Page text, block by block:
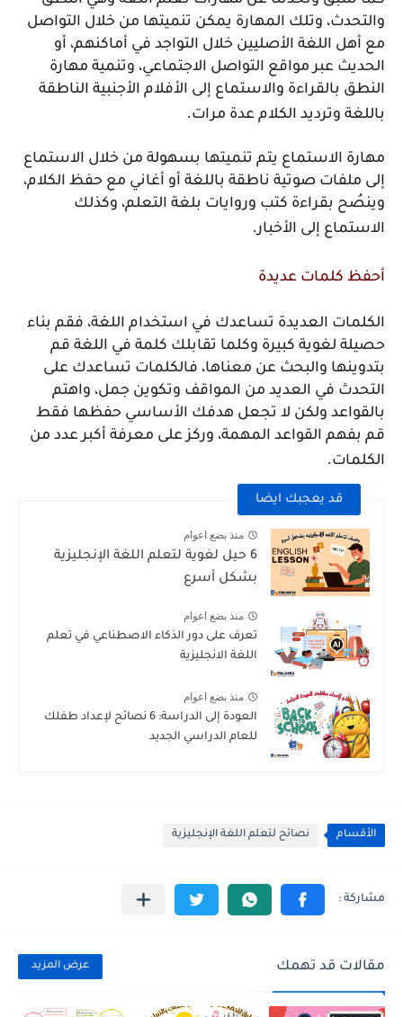
والتحدث، وتلك المهارة يمكن تنميتها من خلال التواصل
مع أهل اللغة الأصليين خلال التواجد في أماكنهم، أو
الحديث عبر مواقع التواصل الاجتماعي، وتنمية مهارة
النطق بالقراءة والاستماع إلى الأفلام الأجنبية الناطقة
باللغة وترديد الكلام عدة مرات.
مهارة الاستماع يتم تنميتها بسهولة من خلال الاستماع
إلى ملفات صوتية ناطقة باللغة أو أغاني مع حفظ الكلام،
وينصُح بقراءة كتب وروايات بلغة التعلم، وكذلك
الاستماع إلى الأخبار.
أحفظ كلمات عديدة
الكلمات العديدة تساعدك في استخدام اللغة، فقم بناء
حصيلة لغوية كبيرة وكلما تقابلك كلمة في اللغة قم
بتدوينها والبحث عن معناها، فالكلمات تساعدك على
التحدث في العديد من المواقف وتكوين جمل، واهتم
بالقواعد ولكن لا تجعل هدفك الأساسي حفظها فقط
قم بفهم القواعد المهمة، وركز على معرفة أكبر عدد من
الكلمات.
قد يعجبك ايضا
منذ بضع اعوام
6 حيل لغوية لتعلم اللغة الإنجليزية
بشكل أسرع
منذ بضع اعوام
تعرف على دور الذكاء الاصطناعي في تعلم
اللغة الانجليزية
منذ بضع اعوام
العودة إلى الدراسة: 6 نصائح لإعداد طفلك
للعام الدراسي الجديد
الأقسام نصائح لتعلم اللغة الإنجليزية
مقالات قد تهمك عرض المزيد